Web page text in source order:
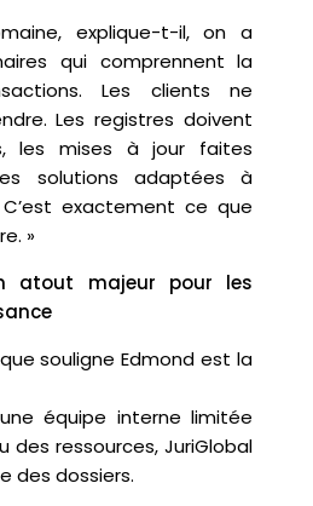
explique-t-il, on a
qui comprennent la
Les clients ne
Les registres doivent
les mises à jour faites
solutions adaptées à
exactement ce que
»
atout majeur pour les
souligne Edmond est la
équipe interne limitée
des ressources, JuriGlobal
des dossiers.